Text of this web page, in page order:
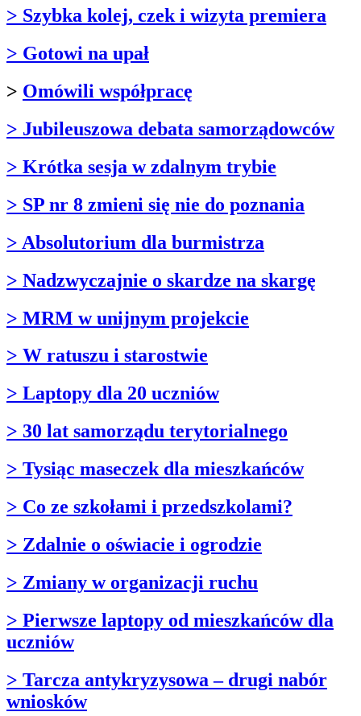
> Szybka kolej, czek i wizyta premiera
> Gotowi na upał
> Omówili współpracę
> Jubileuszowa debata samorządowców
> Krótka sesja w zdalnym trybie
> SP nr 8 zmieni się nie do poznania
> Absolutorium dla burmistrza
> Nadzwyczajnie o skardze na skargę
> MRM w unijnym projekcie
> W ratuszu i starostwie
> Laptopy dla 20 uczniów
> 30 lat samorządu terytorialnego
> Tysiąc maseczek dla mieszkańców
> Co ze szkołami i przedszkolami?
> Zdalnie o oświacie i ogrodzie
> Zmiany w organizacji ruchu
> Pierwsze laptopy od mieszkańców dla
uczniów
> Tarcza antykryzysowa – drugi nabór
wniosków